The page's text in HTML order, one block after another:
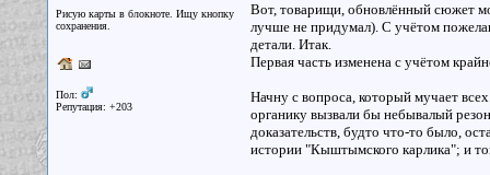
Рисую карты в блокноте. Ищу кнопку
сохранения.
Пол:
Репутация: +203
Вот, товарищи, обновлённый сюжет
лучше не придумал). С учётом
детали. Итак.
Первая часть изменена с учётом
Начну с вопроса, который мучает
органику вызвали бы небывалый
доказательств, будто что-то было,
истории "Кыштымского карлика"; и